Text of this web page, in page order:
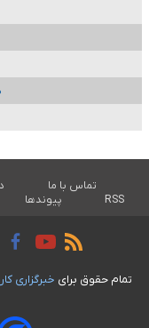
تماس با ما
RSS
پیوندها
تمام حقوق برای خبرگزاری